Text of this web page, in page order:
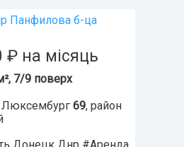
Панфилова б-ца
₽ на місяць
7/9 поверх
Люксембург 69, район